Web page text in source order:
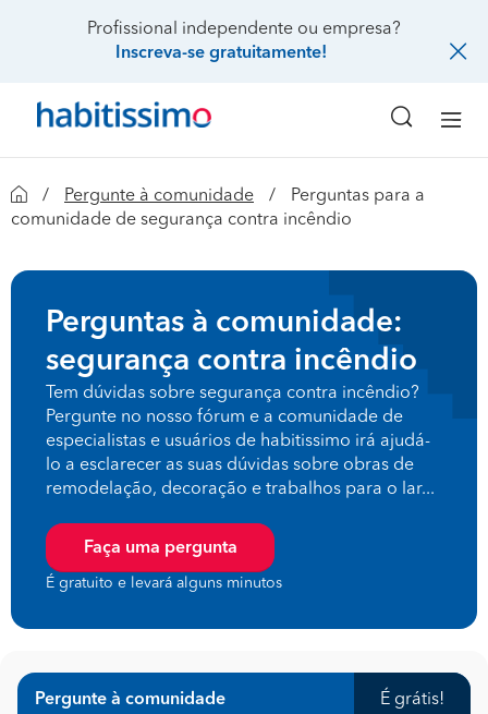
Profissional independente ou empresa?
Inscreva-se gratuitamente!
Pergunte à comunidade
Perguntas para a
comunidade de segurança contra incêndio
Perguntas à comunidade:
segurança contra incêndio
Tem dúvidas sobre segurança contra incêndio?
Pergunte no nosso fórum e a comunidade de
especialistas e usuários de habitissimo irá ajudá-
lo a esclarecer as suas dúvidas sobre obras de
remodelação, decoração e trabalhos para o lar...
Faça uma pergunta
É gratuito e levará alguns minutos
Pergunte à comunidade É grátis!